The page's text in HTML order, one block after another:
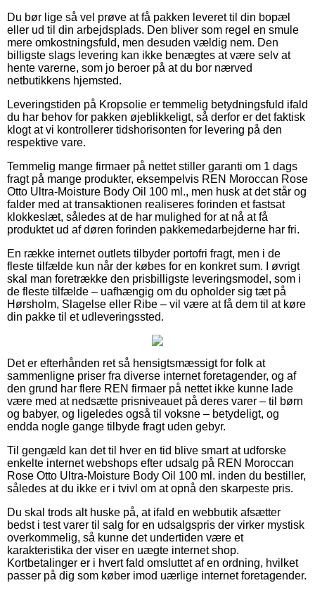
Du bør lige så vel prøve at få pakken leveret til din bopæl
eller ud til din arbejdsplads. Den bliver som regel en smule
mere omkostningsfuld, men desuden vældig nem. Den
billigste slags levering kan ikke benægtes at være selv at
hente varerne, som jo beroer på at du bor nærved
netbutikkens hjemsted.
Leveringstiden på Kropsolie er temmelig betydningsfuld ifald
du har behov for pakken øjeblikkeligt, så derfor er det faktisk
klogt at vi kontrollerer tidshorisonten for levering på den
respektive vare.
Temmelig mange firmaer på nettet stiller garanti om 1 dags
fragt på mange produkter, eksempelvis REN Moroccan Rose
Otto Ultra-Moisture Body Oil 100 ml., men husk at det står og
falder med at transaktionen realiseres forinden et fastsat
klokkeslæt, således at de har mulighed for at nå at få
produktet ud af døren forinden pakkemedarbejderne har fri.
En række internet outlets tilbyder portofri fragt, men i de
fleste tilfælde kun når der købes for en konkret sum. I øvrigt
skal man foretrække den prisbilligste leveringsmodel, som i
de fleste tilfælde – uafhængig om du opholder sig tæt på
Hørsholm, Slagelse eller Ribe – vil være at få dem til at køre
din pakke til et udleveringssted.
Det er efterhånden ret så hensigtsmæssigt for folk at
sammenligne priser fra diverse internet foretagender, og af
den grund har flere REN firmaer på nettet ikke kunne lade
være med at nedsætte prisniveauet på deres varer – til børn
og babyer, og ligeledes også til voksne – betydeligt, og
endda nogle gange tilbyde fragt uden gebyr.
Til gengæld kan det til hver en tid blive smart at udforske
enkelte internet webshops efter udsalg på REN Moroccan
Rose Otto Ultra-Moisture Body Oil 100 ml. inden du bestiller,
således at du ikke er i tvivl om at opnå den skarpeste pris.
Du skal trods alt huske på, at ifald en webbutik afsætter
bedst i test varer til salg for en udsalgspris der virker mystisk
overkommelig, så kunne det undertiden være et
karakteristika der viser en uægte internet shop.
Kortbetalinger er i hvert fald omsluttet af en ordning, hvilket
passer på dig som køber imod uærlige internet foretagender.